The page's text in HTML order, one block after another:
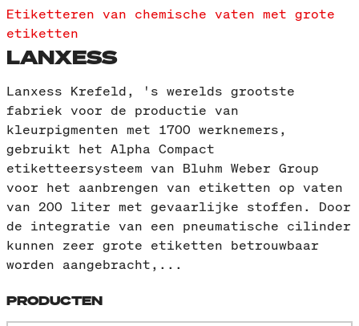
Etiketteren van chemische vaten met grote
etiketten
LANXESS
Lanxess Krefeld, 's werelds grootste
fabriek voor de productie van
kleurpigmenten met 1700 werknemers,
gebruikt het Alpha Compact
etiketteersysteem van Bluhm Weber Group
voor het aanbrengen van etiketten op vaten
van 200 liter met gevaarlijke stoffen. Door
de integratie van een pneumatische cilinder
kunnen zeer grote etiketten betrouwbaar
worden aangebracht,...
PRODUCTEN